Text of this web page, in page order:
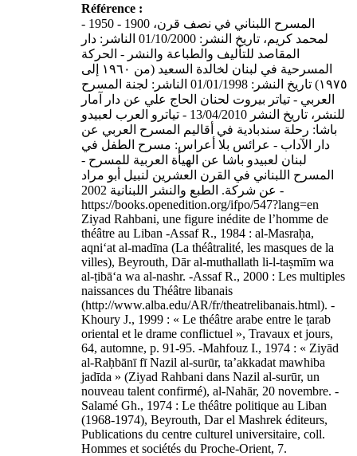
Référence :
- المسرح اللبناني في نصف قرن، 1900 - 1950
لمحمد كريم، تاريخ النشر: 01/10/2000 الناشر: دار
المقاصد للتأليف والطباعة والنشر - الحركة
المسرحية في لبنان لخالدة السعيد (من ١٩٦٠ إلى
١٩٧٥) تاريخ النشر: 01/01/1998 الناشر: لجنة المسرح
العربي - تياتر بيروت لحنان الحاج علي عن دار آمار
للنشر، تاريخ النشر 13/04/2010 - تياترو العرب لعبيدو
باشا: رحلة سندبادية في أقاليم المسرح العربي عن
دار الآداب - عرائس بلا أعراس: مسرح الطفل في
لبنان لعبيدو باشا عن الهيأة العربية للمسرح -
المسرح اللبناني في القرن العشرين لنبيل أبو مراد
عن شركة. الطبع والنشر اللبنانية 2002 -
https://books.openedition.org/ifpo/547?lang=en
Ziyad Rahbani, une figure inédite de l’homme de
théâtre au Liban -Assaf R., 1984 : al-Masraḥa,
aqni‘at al-madīna (La théâtralité, les masques de la
villes), Beyrouth, Dār al-muthallath li-l-taṣmīm wa
al-ṭibā‘a wa al-nashr. -Assaf R., 2000 : Les multiples
naissances du Théâtre libanais
(http://www.alba.edu/AR/fr/theatrelibanais.html). -
Khoury J., 1999 : « Le théâtre arabe entre le ṭarab
oriental et le drame conflictuel », Travaux et jours,
64, automne, p. 91-95. -Mahfouz I., 1974 : « Ziyād
al-Raḥbānī fī Nazil al-surūr, ta’akkadat mawhiba
jadīda » (Ziyad Rahbani dans Nazil al-surūr, un
nouveau talent confirmé), al-Nahār, 20 novembre. -
Salamé Gh., 1974 : Le théâtre politique au Liban
(1968-1974), Beyrouth, Dar el Mashrek éditeurs,
Publications du centre culturel universitaire, coll.
Hommes et sociétés du Proche-Orient, 7.